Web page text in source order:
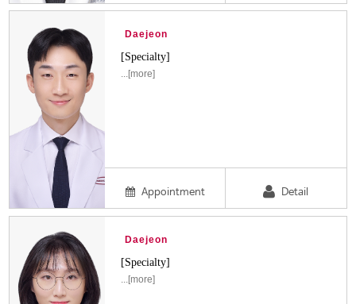
Daejeon
[Specialty]
...[more]
Appointment Detail
Daejeon
[Specialty]
...[more]